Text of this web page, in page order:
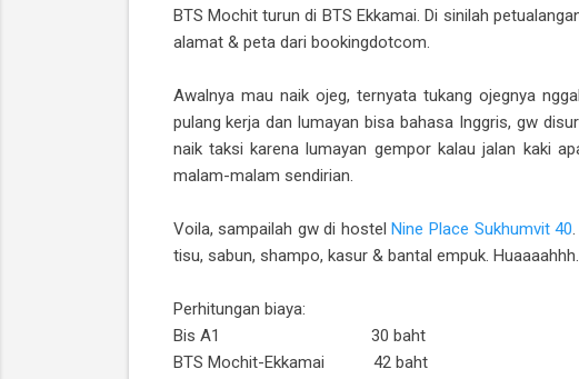
BTS Mochit turun di BTS Ekkamai. Di sinilah
alamat & peta dari bookingdotcom.
Awalnya mau naik ojeg, ternyata tukang ojegnya
pulang kerja dan lumayan bisa bahasa Inggris, gw
naik taksi karena lumayan gempor kalau jalan kaki
malam-malam sendirian.
Voila, sampailah gw di hostelNine Place Sukhumvit 40
tisu, sabun, shampo, kasur & bantal empuk.
Perhitungan biaya:
Bis A1 30 baht
BTS Mochit-Ekkamai 42 baht